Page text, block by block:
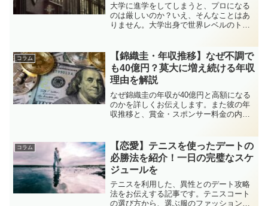
大学に進学をしてしまうと、プロになる
のは厳しいのか？いえ、そんなことはあ
りません。大学出身で世界レベルのトッ
目指したいけど、失敗した時が怖い、そ
んな方に役立つ記事になります。
コラム
【錦織圭・年収推移】なぜ不調で
も40億円？莫大に増え続ける年収
理由を解説
なぜ錦織圭の年収が40億円と高額になる
のかを詳しくお伝えします。また彼の年
収推移と、賞金・スポンサー料金の内訳
事情もよく分かります。億万長者になる
スポーツ選手の収入事情をご覧くださ
い。
コラム
【恋愛】テニスを使ったデートの
必勝法を紹介！一日の完璧なスケ
ジュールを
テニスを利用した、異性とのデート攻略
法をお伝えする記事です。テニスコート
の選び方から、選ぶ服のファッションま